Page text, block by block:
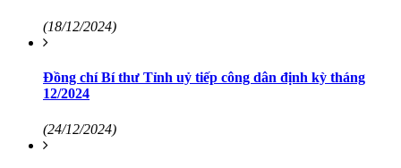
(18/12/2024)
Đồng chí Bí thư Tỉnh uỷ tiếp công dân định kỳ tháng
12/2024
(24/12/2024)